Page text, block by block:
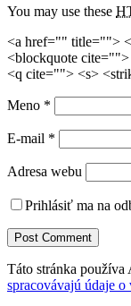
You may use these
<a href="" title="">
<blockquote
<q cite=""> <s>
Meno *
E-mail *
Adresa webu
Prihlásiť ma na
Táto stránka používa
spracovávajú údaje o